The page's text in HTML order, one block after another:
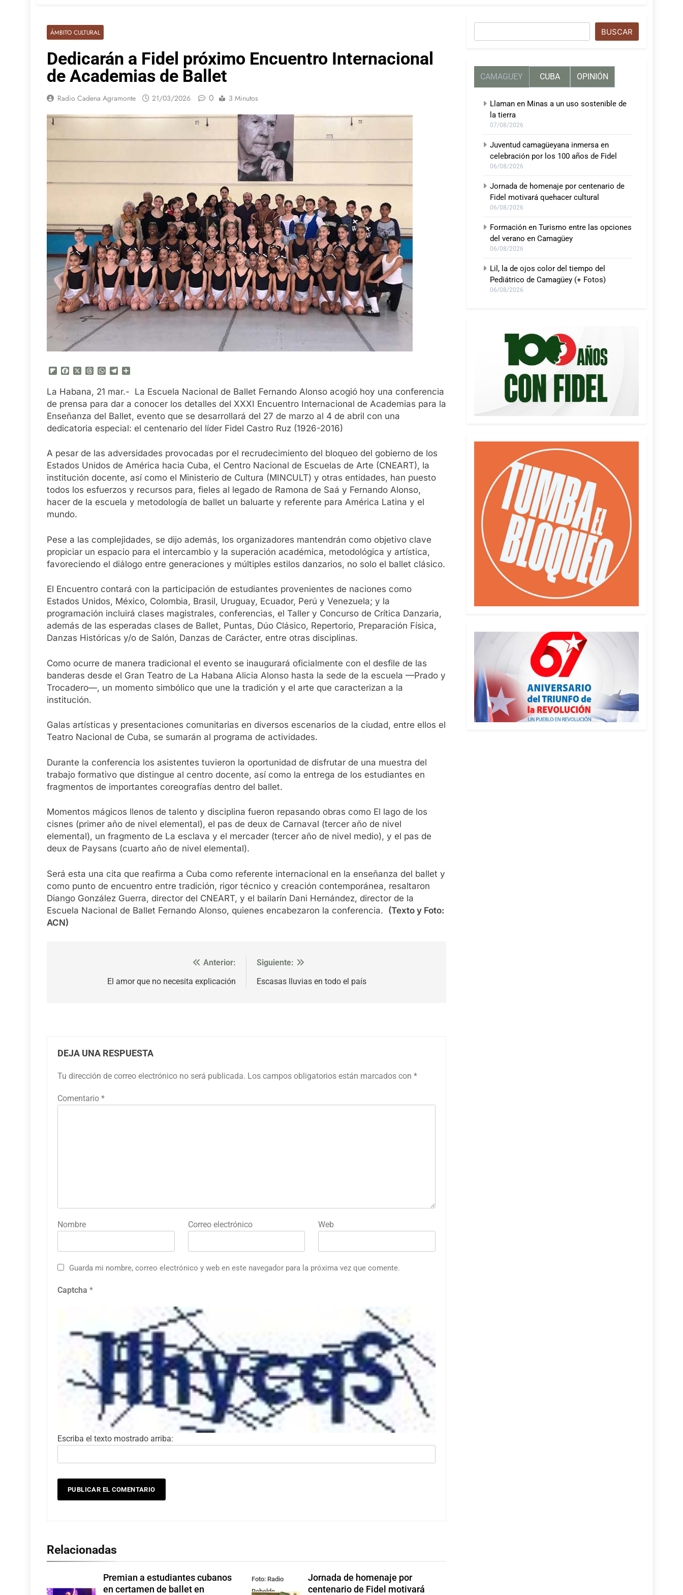
ÁMBITO CULTURAL
Dedicarán a Fidel próximo Encuentro Internacional
de Academias de Ballet
Radio Cadena Agramonte 21/03/2026 0 3 Minutos
Flipboard
FacebookThreadsWhatsApp
Telegram
La Habana, 21 mar.- La Escuela Nacional de Ballet Fernando Alonso acogió hoy una conferencia
de prensa para dar a conocer los detalles del XXXI Encuentro Internacional de Academias para la
Enseñanza del Ballet, evento que se desarrollará del 27 de marzo al 4 de abril con una
dedicatoria especial: el centenario del líder Fidel Castro Ruz (1926-2016)
A pesar de las adversidades provocadas por el recrudecimiento del bloqueo del gobierno de los
Estados Unidos de América hacia Cuba, el Centro Nacional de Escuelas de Arte (CNEART), la
institución docente, así como el Ministerio de Cultura (MINCULT) y otras entidades, han puesto
todos los esfuerzos y recursos para, fieles al legado de Ramona de Saá y Fernando Alonso,
hacer de la escuela y metodología de ballet un baluarte y referente para América Latina y el
mundo.
Pese a las complejidades, se dijo además, los organizadores mantendrán como objetivo clave
propiciar un espacio para el intercambio y la superación académica, metodológica y artística,
favoreciendo el diálogo entre generaciones y múltiples estilos danzarios, no solo el ballet clásico.
El Encuentro contará con la participación de estudiantes provenientes de naciones como
Estados Unidos, México, Colombia, Brasil, Uruguay, Ecuador, Perú y Venezuela; y la
programación incluirá clases magistrales, conferencias, el Taller y Concurso de Crítica Danzaria,
además de las esperadas clases de Ballet, Puntas, Dúo Clásico, Repertorio, Preparación Física,
Danzas Históricas y/o de Salón, Danzas de Carácter, entre otras disciplinas.
Como ocurre de manera tradicional el evento se inaugurará oficialmente con el desfile de las
banderas desde el Gran Teatro de La Habana Alicia Alonso hasta la sede de la escuela —Prado y
Trocadero—, un momento simbólico que une la tradición y el arte que caracterizan a la
institución.
Galas artísticas y presentaciones comunitarias en diversos escenarios de la ciudad, entre ellos el
Teatro Nacional de Cuba, se sumarán al programa de actividades.
Durante la conferencia los asistentes tuvieron la oportunidad de disfrutar de una muestra del
trabajo formativo que distingue al centro docente, así como la entrega de los estudiantes en
fragmentos de importantes coreografías dentro del ballet.
Momentos mágicos llenos de talento y disciplina fueron repasando obras como El lago de los
cisnes (primer año de nivel elemental), el pas de deux de Carnaval (tercer año de nivel
elemental), un fragmento de La esclava y el mercader (tercer año de nivel medio), y el pas de
deux de Paysans (cuarto año de nivel elemental).
Será esta una cita que reafirma a Cuba como referente internacional en la enseñanza del ballet y
como punto de encuentro entre tradición, rigor técnico y creación contemporánea, resaltaron
Diango González Guerra, director del CNEART, y el bailarín Dani Hernández, director de la
Escuela Nacional de Ballet Fernando Alonso, quienes encabezaron la conferencia. (Texto y Foto:
ACN)
Anterior:
El amor que no necesita explicación
Siguiente:
Escasas lluvias en todo el país
DEJA UNA RESPUESTA
Tu dirección de correo electrónico no será publicada. Los campos obligatorios están marcados con *
Comentario *
Nombre Correo electrónico Web
Guarda mi nombre, correo electrónico y web en este navegador para la próxima vez que comente.
Captcha *
Escriba el texto mostrado arriba:
Relacionadas
Premian a estudiantes cubanos
en certamen de ballet en
Foto: Radio
Rebelde
Jornada de homenaje por
centenario de Fidel motivará
BUSCAR
CAMAGUEY CUBA OPINIÓN
Llaman en Minas a un uso sostenible de
la tierra
07/08/2026
Juventud camagüeyana inmersa en
celebración por los 100 años de Fidel
06/08/2026
Jornada de homenaje por centenario de
Fidel motivará quehacer cultural
06/08/2026
Formación en Turismo entre las opciones
del verano en Camagüey
06/08/2026
Lil, la de ojos color del tiempo del
Pediátrico de Camagüey (+ Fotos)
06/08/2026